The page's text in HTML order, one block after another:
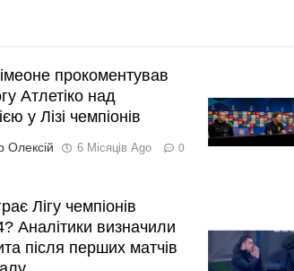
прокоментував
Атлетіко над
у Лізі чемпіонів
Олексій 6 Місяців Ago 0
Лігу чемпіонів
Аналітики визначили
після перших матчів